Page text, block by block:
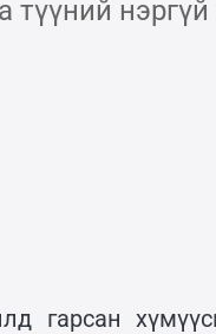
нэргүй
гарсан